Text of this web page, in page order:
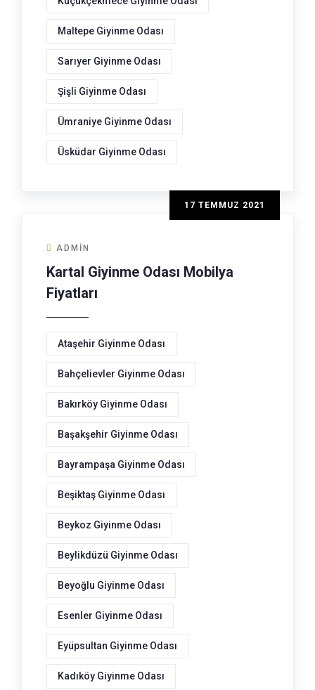
Maltepe Giyinme Odası
Sarıyer Giyinme Odası
Şişli Giyinme Odası
Ümraniye Giyinme Odası
Üsküdar Giyinme Odası
17 TEMMUZ 2021
ADMIN
Kartal Giyinme Odası Mobilya
Fiyatları
Ataşehir Giyinme Odası
Bahçelievler Giyinme Odası
Bakırköy Giyinme Odası
Başakşehir Giyinme Odası
Bayrampaşa Giyinme Odası
Beşiktaş Giyinme Odası
Beykoz Giyinme Odası
Beylikdüzü Giyinme Odası
Beyoğlu Giyinme Odası
Esenler Giyinme Odası
Eyüpsultan Giyinme Odası
Kadıköy Giyinme Odası